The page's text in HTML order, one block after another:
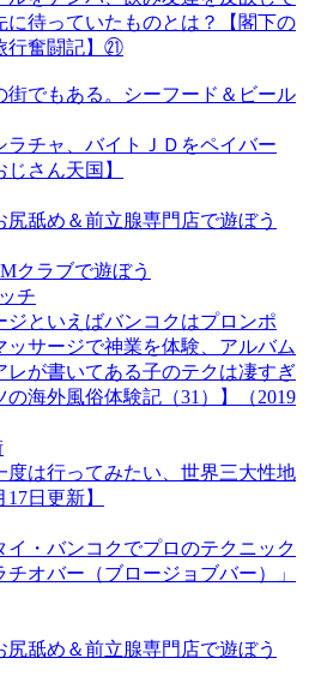
に待っていたものとは？【閣下の
行奮闘記】㉑
チャ、バイトＪＤをペイバー
じさん天国】
尻舐め＆前立腺専門店で遊ぼう
クラブで遊ぼう
ジといえばバンコクはプロンポ
サージで神業を体験、アルバム
レが書いてある子のテクは凄すぎ
海外風俗体験記（31）】（2019
度は行ってみたい、世界三大性地
日更新】
イ・バンコクでプロのテクニック
オバー（ブロージョブバー）」
尻舐め＆前立腺専門店で遊ぼう